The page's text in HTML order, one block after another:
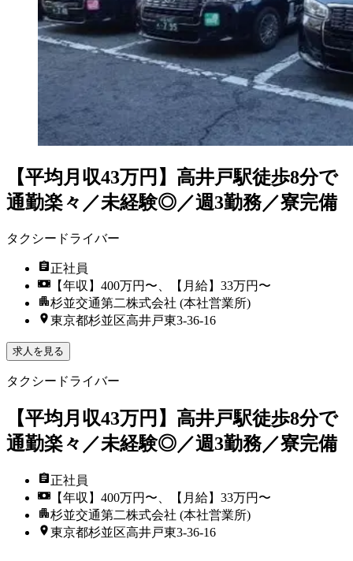
【平均月収43万円】高井戸駅徒歩8分で
通勤楽々／未経験◎／週3勤務／寮完備
タクシードライバー
正社員
【年収】400万円〜、【月給】33万円〜
杉並交通第二株式会社 (本社営業所)
東京都杉並区高井戸東3‐36‐16
求人を見る
タクシードライバー
【平均月収43万円】高井戸駅徒歩8分で
通勤楽々／未経験◎／週3勤務／寮完備
正社員
【年収】400万円〜、【月給】33万円〜
杉並交通第二株式会社 (本社営業所)
東京都杉並区高井戸東3‐36‐16